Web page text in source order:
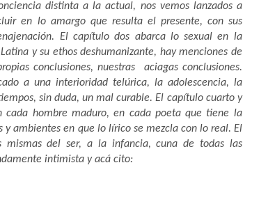
distinta a la actual, nos vemos lanzados a
en lo amargo que resulta el presente, con sus
El capítulo dos abarca lo sexual en la
y su ethos deshumanizante, hay menciones de
conclusiones, nuestras aciagas conclusiones.
a una interioridad telúrica, la adolescencia, la
sin duda, un mal curable. El capítulo cuarto y
cada hombre maduro, en cada poeta que tiene la
ambientes en que lo lírico se mezcla con lo real. El
del ser, a la infancia, cuna de todas las
intimista y acá cito: